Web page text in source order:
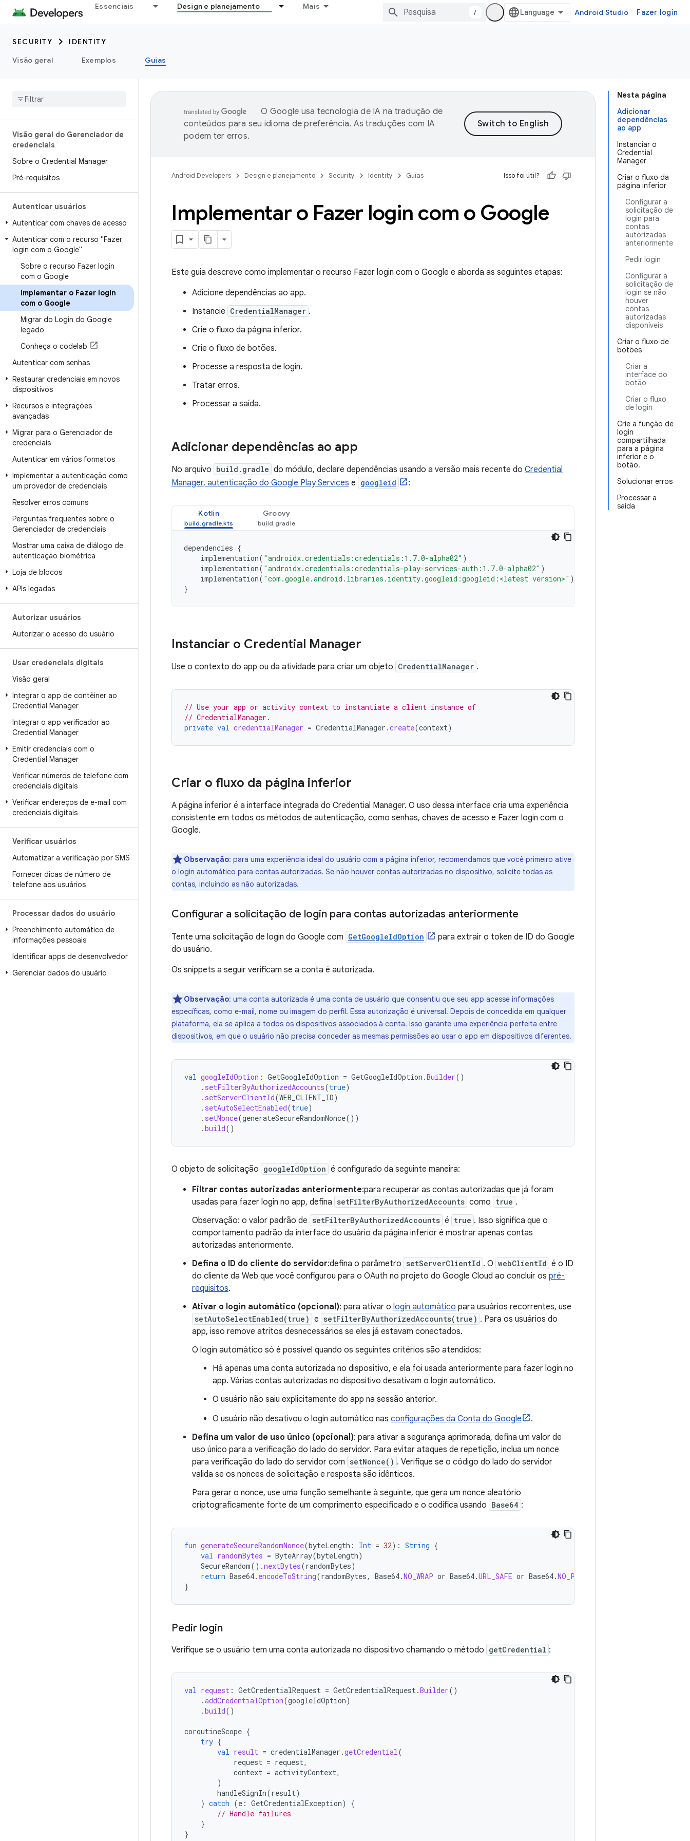
Essenciais Design e planejamento Mais
/ Android Studio Fazer login
SECURITY
IDENTITY
Visão geral
Exemplos Guias
Visão geral do Gerenciador de
credenciais
Sobre o Credential Manager
Pré-requisitos
Autenticar usuários
Autenticar com chaves de acesso
Autenticar com o recurso "Fazer
login com o Google"
Sobre o recurso Fazer login
com o Google
Implementar o Fazer login
com o Google
Migrar do Login do Google
legado
Conheça o codelab
Autenticar com senhas
Restaurar credenciais em novos
dispositivos
Recursos e integrações
avançadas
Migrar para o Gerenciador de
credenciais
Autenticar em vários formatos
Implementar a autenticação como
um provedor de credenciais
Resolver erros comuns
Perguntas frequentes sobre o
Gerenciador de credenciais
Mostrar uma caixa de diálogo de
autenticação biométrica
Loja de blocos
APIs legadas
Autorizar usuários
Autorizar o acesso do usuário
Usar credenciais digitais
Visão geral
Integrar o app de contêiner ao
Credential Manager
Integrar o app verificador ao
Credential Manager
Emitir credenciais com o
Credential Manager
Verificar números de telefone com
credenciais digitais
Verificar endereços de e-mail com
credenciais digitais
Verificar usuários
Automatizar a verificação por SMS
Fornecer dicas de número de
telefone aos usuários
Processar dados do usuário
Preenchimento automático de
informações pessoais
Identificar apps de desenvolvedor
Gerenciar dados do usuário
Nesta página
Adicionar
dependências
ao app
Instanciar o
Credential
Manager
Criar o fluxo da
página inferior
Configurar a
solicitação de
login para
contas
autorizadas
anteriormente
Pedir login
Configurar a
solicitação de
login se não
houver
contas
autorizadas
disponíveis
Criar o fluxo de
botões
Criar a
interface do
botão
Criar o fluxo
de login
Crie a função de
login
compartilhada
para a página
inferior e o
botão.
Solucionar erros
Processar a
saída
O Google usa tecnologia de IA na tradução de
conteúdos para seu idioma de preferência. As traduções com IA
podem ter erros.
Android Developers Design e planejamento Security Identity Guias Isso foi útil?
Implementar o Fazer login com o Google
Este guia descreve como implementar o recurso Fazer login com o Google e aborda as seguintes etapas:
Adicione dependências ao app.
Instancie CredentialManager .
Crie o fluxo da página inferior.
Crie o fluxo de botões.
Processe a resposta de login.
Tratar erros.
Processar a saída.
Adicionar dependências ao app
No arquivo build.gradle do módulo, declare dependências usando a versão mais recente do Credential
Manager, autenticação do Google Play Services e googleid :
Kotlin Groovy
dependencies {
implementation( "androidx.credentials:credentials:1.7.0-alpha02" )
implementation( "androidx.credentials:credentials-play-services-auth:1.7.0-alpha02" )
implementation( "com.google.android.libraries.identity.googleid:googleid:<latest version>" )
}
Instanciar o Credential Manager
Use o contexto do app ou da atividade para criar um objeto CredentialManager .
// Use your app or activity context to instantiate a client instance of
// CredentialManager.
private val credentialManager = CredentialManager .create(context)
Criar o fluxo da página inferior
A página inferior é a interface integrada do Credential Manager. O uso dessa interface cria uma experiência
consistente em todos os métodos de autenticação, como senhas, chaves de acesso e Fazer login com o
Google.
Observação: para uma experiência ideal do usuário com a página inferior, recomendamos que você primeiro ative
o login automático para contas autorizadas. Se não houver contas autorizadas no dispositivo, solicite todas as
contas, incluindo as não autorizadas.
Configurar a solicitação de login para contas autorizadas anteriormente
Tente uma solicitação de login do Google com GetGoogleIdOption
para extrair o token de ID do Google
do usuário.
Os snippets a seguir verificam se a conta é autorizada.
Observação: uma conta autorizada é uma conta de usuário que consentiu que seu app acesse informações
específicas, como e-mail, nome ou imagem do perfil. Essa autorização é universal. Depois de concedida em qualquer
plataforma, ela se aplica a todos os dispositivos associados à conta. Isso garante uma experiência perfeita entre
dispositivos, em que o usuário não precisa conceder as mesmas permissões ao usar o app em dispositivos diferentes.
val googleIdOption : GetGoogleIdOption = GetGoogleIdOption .Builder()
. setFilterByAuthorizedAccounts(true)
. setServerClientId(WEB_CLIENT_ID)
. setAutoSelectEnabled(true)
. setNonce(generateSecureRandomNonce())
.build()
O objeto de solicitação googleIdOption é configurado da seguinte maneira:
Filtrar contas autorizadas anteriormente:para recuperar as contas autorizadas que já foram
usadas para fazer login no app, defina setFilterByAuthorizedAccounts como true .
Observação: o valor padrão de setFilterByAuthorizedAccounts é true . Isso significa que o
comportamento padrão da interface do usuário da página inferior é mostrar apenas contas
autorizadas anteriormente.
Defina o ID do cliente do servidor:defina o parâmetro setServerClientId . O webClientId é o ID
do cliente da Web que você configurou para o OAuth no projeto do Google Cloud ao concluir os pré-
requisitos.
Ativar o login automático (opcional): para ativar o login automático para usuários recorrentes, use
setAutoSelectEnabled(true) e setFilterByAuthorizedAccounts(true) . Para os usuários do
app, isso remove atritos desnecessários se eles já estavam conectados.
O login automático só é possível quando os seguintes critérios são atendidos:
Há apenas uma conta autorizada no dispositivo, e ela foi usada anteriormente para fazer login no
app. Várias contas autorizadas no dispositivo desativam o login automático.
O usuário não saiu explicitamente do app na sessão anterior.
O usuário não desativou o login automático nas configurações da Conta do Google
.
Defina um valor de uso único (opcional): para ativar a segurança aprimorada, defina um valor de
uso único para a verificação do lado do servidor. Para evitar ataques de repetição, inclua um nonce
para verificação do lado do servidor com setNonce() . Verifique se o código do lado do servidor
valida se os nonces de solicitação e resposta são idênticos.
Para gerar o nonce, use uma função semelhante à seguinte, que gera um nonce aleatório
criptograficamente forte de um comprimento especificado e o codifica usando Base64 :
fun generateSecureRandomNonce(byteLength : Int = 32): String {
val randomBytes = ByteArray(byteLength)
SecureRandom().nextBytes(randomBytes)
return Base64. encodeToString(randomBytes, Base64.NO_WRAP or Base64.URL_SAFE or Base64.NO_PADDING
}
Pedir login
Verifique se o usuário tem uma conta autorizada no dispositivo chamando o método getCredential :
val request : GetCredentialRequest = GetCredentialRequest.Builder()
.addCredentialOption(googleIdOption)
.build()
coroutineScope {
try {
val result = credentialManager .getCredential(
request = request,
context = activityContext,
)
handleSignIn(result)
} catch (e : GetCredentialException)
{
// Handle failures
}
}